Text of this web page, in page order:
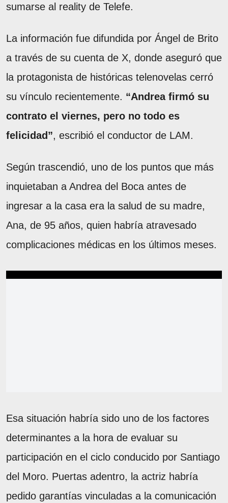
sumarse al reality de Telefe.
La información fue difundida por Ángel de Brito
a través de su cuenta de X, donde aseguró que
la protagonista de históricas telenovelas cerró
su vínculo recientemente. “Andrea firmó su
contrato el viernes, pero no todo es
felicidad”, escribió el conductor de LAM.
Según trascendió, uno de los puntos que más
inquietaban a Andrea del Boca antes de
ingresar a la casa era la salud de su madre,
Ana, de 95 años, quien habría atravesado
complicaciones médicas en los últimos meses.
Esa situación habría sido uno de los factores
determinantes a la hora de evaluar su
participación en el ciclo conducido por Santiago
del Moro. Puertas adentro, la actriz habría
pedido garantías vinculadas a la comunicación